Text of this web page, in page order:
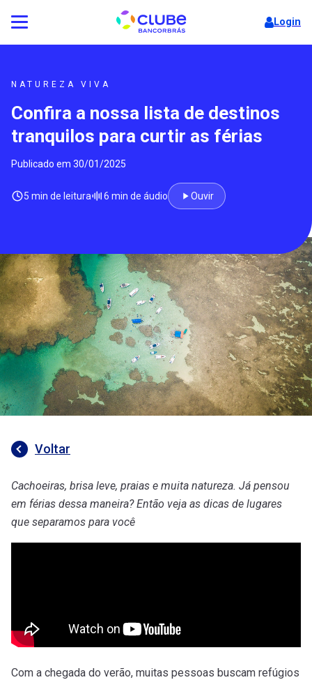
Login
NATUREZA VIVA
Confira a nossa lista de destinos
tranquilos para curtir as férias
Publicado em 30/01/2025
5 min de leitura 6 min de áudio Ouvir
Voltar
Cachoeiras, brisa leve, praias e muita natureza. Já pensou
em férias dessa maneira? Então veja as dicas de lugares
que separamos para você
Com a chegada do verão, muitas pessoas buscam refúgios